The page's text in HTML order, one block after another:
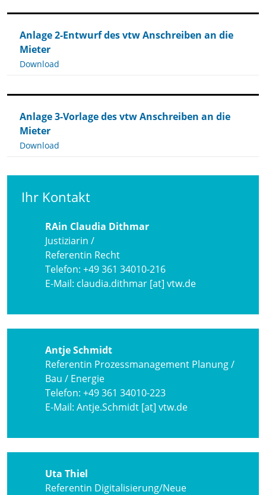
Anlage 2-Entwurf des vtw Anschreiben an die
Mieter
Download
Anlage 3-Vorlage des vtw Anschreiben an die
Mieter
Download
Ihr Kontakt
RAin Claudia Dithmar
Justiziarin /
Referentin Recht
Telefon: +49 361 34010-216
E-Mail: claudia.dithmar [at] vtw.de
Antje Schmidt
Referentin Prozessmanagement Planung /
Bau / Energie
Telefon: +49 361 34010-223
E-Mail: Antje.Schmidt [at] vtw.de
Uta Thiel
Referentin Digitalisierung/Neue